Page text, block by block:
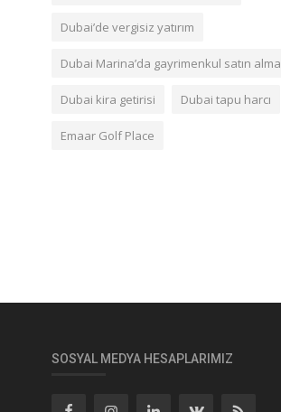
Dubai’de vergisiz yatırım
Dubai Marina’da gayrimenkul satın alma
Dubai kira getirisi Dubai tapu harcı
Emaar Golf Place
SOSYAL MEDYA HESAPLARIMIZ